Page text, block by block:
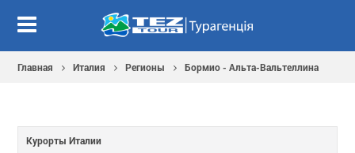
Главная Италия Регионы Бормио - Альта-Вальтеллина
Курорты Италии